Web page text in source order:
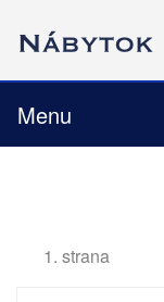
Menu
1. strana